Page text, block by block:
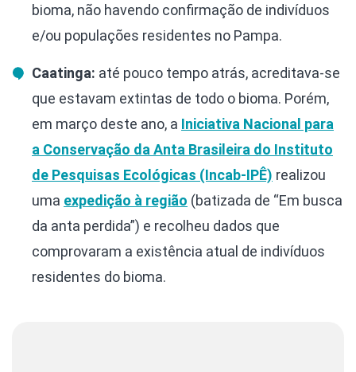
bioma, não havendo confirmação de indivíduos
e/ou populações residentes no Pampa.
Caatinga: até pouco tempo atrás, acreditava-se
que estavam extintas de todo o bioma. Porém,
em março deste ano, a Iniciativa Nacional para
a Conservação da Anta Brasileira do Instituto
de Pesquisas Ecológicas (Incab-IPÊ) realizou
uma expedição à região (batizada de “Em busca
da anta perdida”) e recolheu dados que
comprovaram a existência atual de indivíduos
residentes do bioma.